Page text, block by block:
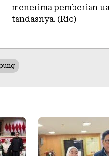
menerima pemberian
tandasnya. (Rio)